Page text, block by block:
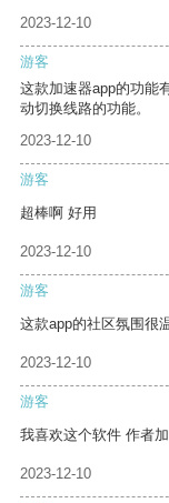
2023-12-10
游客
这款加速器app的功能
动切换线路的功能。
2023-12-10
游客
超棒啊 好用
2023-12-10
游客
这款app的社区氛围很
2023-12-10
游客
我喜欢这个软件 作者
2023-12-10